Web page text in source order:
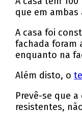
que em
A casa foi
fachada foram
enquanto na
Além disto, o
Prevê-se que
resistentes,